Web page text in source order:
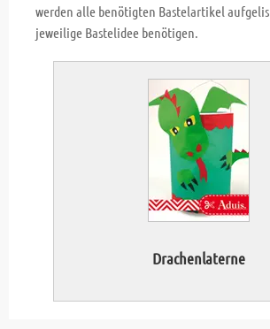
werden alle benötigten Bastelartikel
jeweilige Bastelidee benötigen.
Drachenlaterne